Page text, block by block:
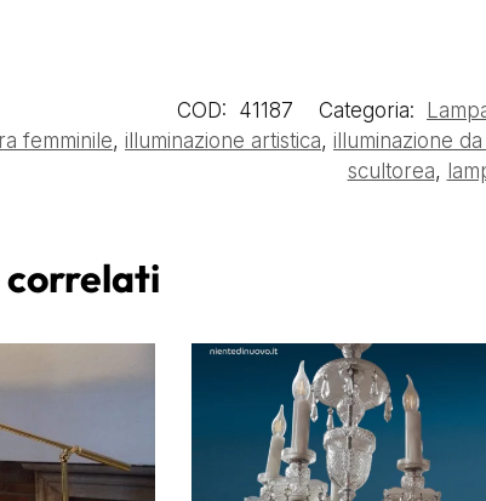
COD: 41187 Categoria:
femminile, illuminazione artistica, illuminazione
scultorea,